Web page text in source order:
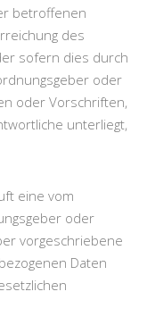
betroffenen
des
sofern dies durch
oder
oder Vorschriften,
unterliegt,
eine vom
oder
vorgeschriebene
Daten